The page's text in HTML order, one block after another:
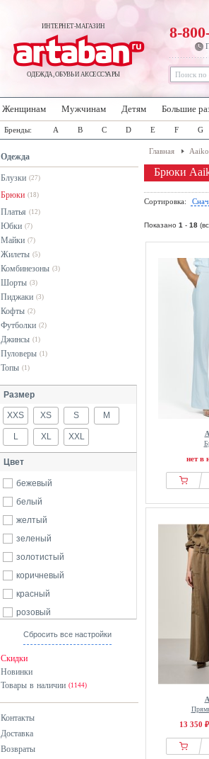
ИНТЕРНЕТ-МАГАЗИН
ОДЕЖДА, ОБУВЬ И АКСЕССУАРЫ
8-
Женщинам Мужчинам Детям Большие
Бренды: A B C D E F G
Одежда
Блузки (27)
Брюки (18)
Платья (12)
Юбки (7)
Майки (7)
Жилеты (5)
Комбинезоны (3)
Шорты (3)
Пиджаки (3)
Кофты (2)
Футболки (2)
Джинсы (1)
Пуловеры (1)
Топы (1)
Размер
XXS XS S M
L XL XXL
Цвет
бежевый
белый
желтый
зеленый
золотистый
коричневый
красный
розовый
серебристый
хаки
черный
Сбросить все настройки
Скидки
Новинки
Товары в наличии (1144)
Контакты
Доставка
Возвраты
Главная Aaiko
Брюки
Сортировка:
Показано 1 - 18
нет в
13 350 ₽